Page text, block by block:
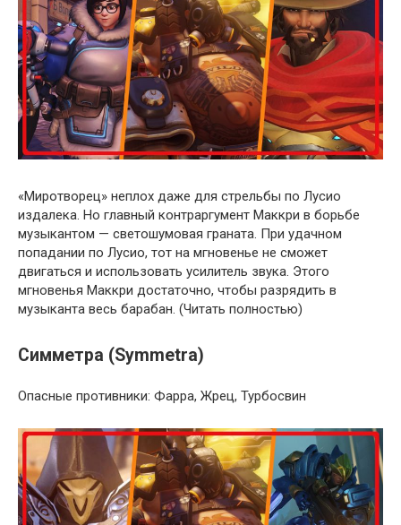
«Миротворец» неплох даже для стрельбы по Лусио
издалека. Но главный контраргумент Маккри в борьбе
музыкантом — светошумовая граната. При удачном
попадании по Лусио, тот на мгновенье не сможет
двигаться и использовать усилитель звука. Этого
мгновенья Маккри достаточно, чтобы разрядить в
музыканта весь барабан. (Читать полностью)
Симметра (Symmetra)
Опасные противники: Фарра, Жрец, Турбосвин